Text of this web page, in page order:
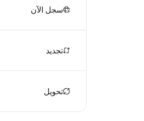
سجل الآن
تجديد
تحويل